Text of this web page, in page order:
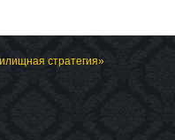
стратегия»